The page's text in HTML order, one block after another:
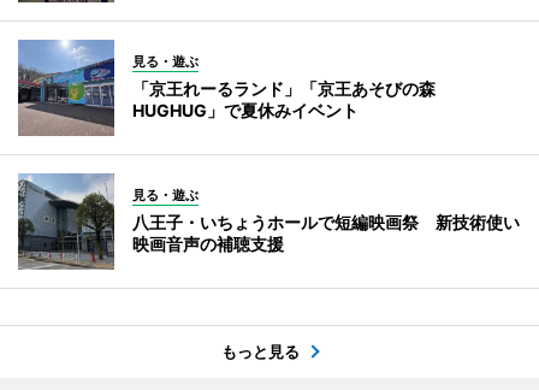
見る・遊ぶ
「京王れーるランド」「京王あそびの森
HUGHUG」で夏休みイベント
見る・遊ぶ
八王子・いちょうホールで短編映画祭 新技術使い
映画音声の補聴支援
もっと見る